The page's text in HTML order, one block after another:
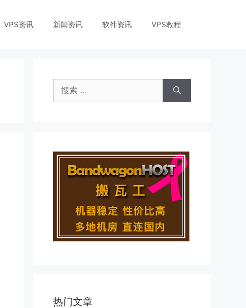
VPS资讯 新闻资讯 软件资讯 VPS教程
索：
热门文章